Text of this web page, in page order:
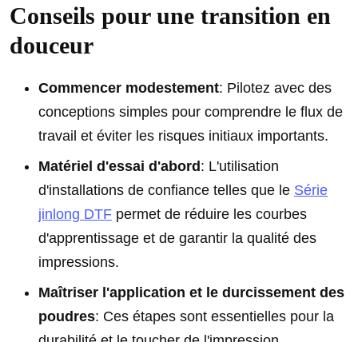
Conseils pour une transition en
douceur
Commencer modestement: Pilotez avec des
conceptions simples pour comprendre le flux de
travail et éviter les risques initiaux importants.
Matériel d'essai d'abord : L'utilisation
d'installations de confiance telles que le Série
jinlong DTF permet de réduire les courbes
d'apprentissage et de garantir la qualité des
impressions.
Maîtriser l'application et le durcissement des
poudres: Ces étapes sont essentielles pour la